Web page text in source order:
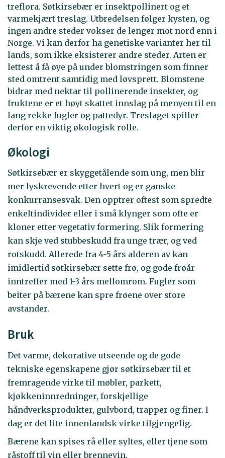
treflora. Søtkirsebær er insektpollinert og et
varmekjært treslag. Utbredelsen følger kysten, og
ingen andre steder vokser de lenger mot nord enn i
Norge. Vi kan derfor ha genetiske varianter her til
lands, som ikke eksisterer andre steder. Arten er
lettest å få øye på under blomstringen som finner
sted omtrent samtidig med løvsprett. Blomstene
bidrar med nektar til pollinerende insekter, og
fruktene er et høyt skattet innslag på menyen til en
lang rekke fugler og pattedyr. Treslaget spiller
derfor en viktig økologisk rolle.
Økologi
Søtkirsebær er skyggetålende som ung, men blir
mer lyskrevende etter hvert og er ganske
konkurransesvak. Den opptrer oftest som spredte
enkeltindivider eller i små klynger som ofte er
kloner etter vegetativ formering. Slik formering
kan skje ved stubbeskudd fra unge trær, og ved
rotskudd. Allerede fra 4-5 års alderen av kan
imidlertid søtkirsebær sette frø, og gode frøår
inntreffer med 1-3 års mellomrom. Fugler som
beiter på bærene kan spre frøene over store
avstander.
Bruk
Det varme, dekorative utseende og de gode
tekniske egenskapene gjør søtkirsebær til et
fremragende virke til møbler, parkett,
kjøkkeninnredninger, forskjellige
håndverksprodukter, gulvbord, trapper og finer. I
dag er det lite innenlandsk virke tilgjengelig.
Bærene kan spises rå eller syltes, eller tjene som
råstoff til vin eller brennevin.